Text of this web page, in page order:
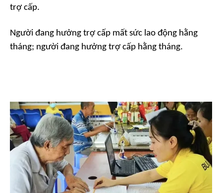
trợ cấp.
Người đang hưởng trợ cấp mất sức lao động hằng
tháng; người đang hưởng trợ cấp hằng tháng.